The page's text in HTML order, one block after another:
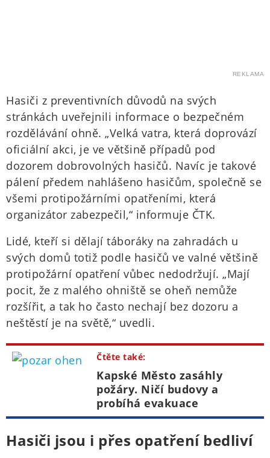
REKLAMA
Hasiči z preventivních důvodů na svých
stránkách uveřejnili informace o bezpečném
rozdělávání ohně. „Velká vatra, která doprovází
oficiální akci, je ve většině případů pod
dozorem dobrovolných hasičů. Navíc je takové
pálení předem nahlášeno hasičům, společně se
všemi protipožárními opatřeními, která
organizátor zabezpečil,“ informuje ČTK.
Lidé, kteří si dělají táboráky na zahradách u
svých domů totiž podle hasičů ve valné většině
protipožární opatření vůbec nedodržují. „Mají
pocit, že z malého ohniště se oheň nemůže
rozšířit, a tak ho často nechají bez dozoru a
neštěstí je na světě,“ uvedli.
Čtěte také:
Kapské Město zasáhly
požáry. Ničí budovy a
probíhá evakuace
Hasiči jsou i přes opatření bedliví